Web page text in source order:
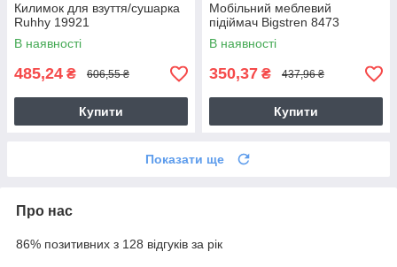
Килимок для взуття/сушарка
Ruhhy 19921
В наявності
485,24 ₴ 606,55 ₴
Купити
Мобільний меблевий
підіймач Bigstren 8473
В наявності
350,37 ₴ 437,96 ₴
Купити
Показати ще
Про нас
86% позитивних з 128 відгуків за рік